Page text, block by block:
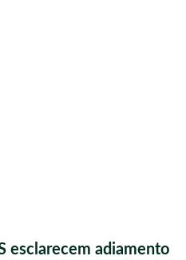
esclarecem adiamento